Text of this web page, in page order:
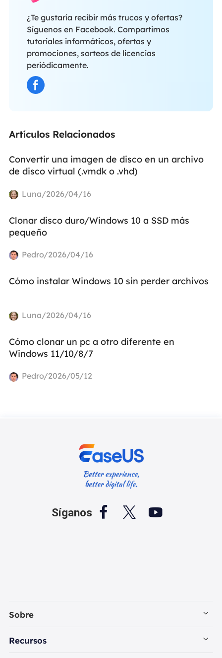
¿Te gustaría recibir más trucos y ofertas?
Síguenos en Facebook. Compartimos
tutoriales informáticos, ofertas y
promociones, sorteos de licencias
periódicamente.
Artículos Relacionados
Convertir una imagen de disco en un archivo
de disco virtual (.vmdk o .vhd)
Luna/2026/04/16
Clonar disco duro/Windows 10 a SSD más
pequeño
Pedro/2026/04/16
Cómo instalar Windows 10 sin perder archivos
Luna/2026/04/16
Cómo clonar un pc a otro diferente en
Windows 11/10/8/7
Pedro/2026/05/12
Síganos   
Sobre
Empresa
Recursos